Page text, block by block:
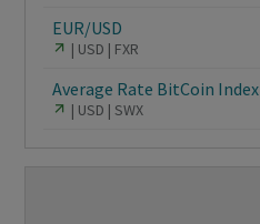
EUR/USD
USD FXR
Average Rate BitCoin Index
USD SWX